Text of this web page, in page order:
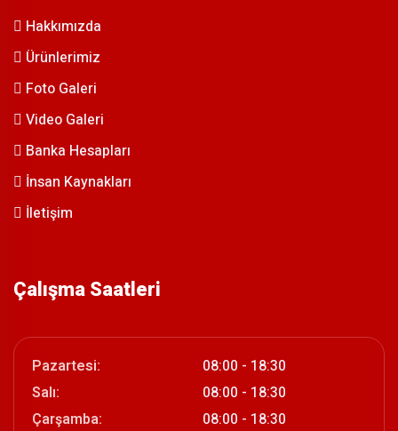
Hakkımızda
Ürünlerimiz
Foto Galeri
Video Galeri
Banka Hesapları
İnsan Kaynakları
İletişim
Çalışma Saatleri
Pazartesi:
08:00 - 18:30
Salı:
08:00 - 18:30
Çarşamba:
08:00 - 18:30